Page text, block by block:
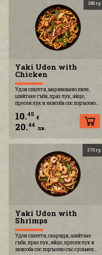
380 гр.
Yaki Udon with
Chicken
Удон спагети, мариновано пиле,
шийтаке гъби, праз лук, яйце,
пресен лук и якисоба сос поръсено
10.45 €
20.44 лв.
370 гр.
Yaki Udon with
Shrimps
Удон спагети, скариди, шийтаке
гъби, праз лук, яйце, пресен лук и
якисоба сос поръсено със сусамен